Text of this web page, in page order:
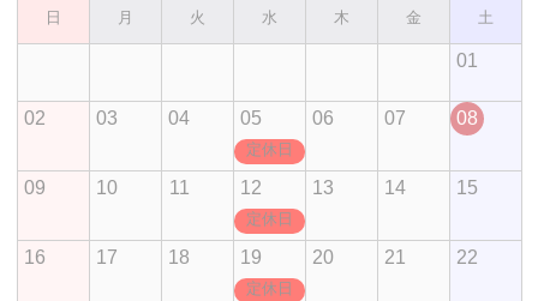
日 月 火 水 木 金 土
01
02 03 04 05
定休日
06 07 08
09 10 11 12
定休日
13 14 15
16 17 18 19
定休日
20 21 22